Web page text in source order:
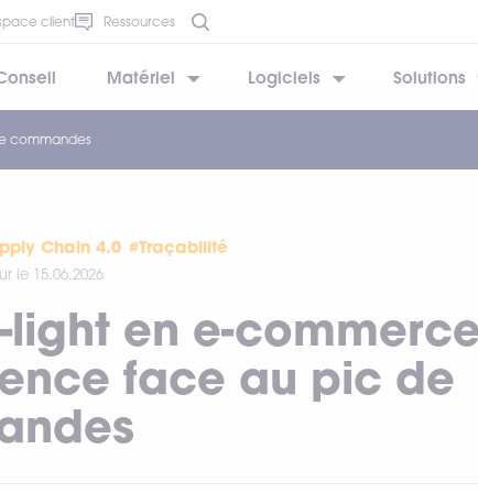
client Ressources
Matériel Logiciels Solutions
commandes
Chain 4.0 #Traçabilité
le 15.06.2026
light en e-
face au pic de